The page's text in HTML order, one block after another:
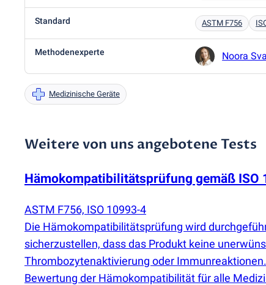
Standard ASTM F756
Methodenexperte Noora
Medizinische Geräte
Weitere von uns angebotene Tests
Hämokompatibilitätsprüfung gemäß ISO
ASTM F756, ISO 10993-4
Die Hämokompatibilitätsprüfung wird
sicherzustellen, dass das Produkt keine
Thrombozytenaktivierung oder
Bewertung der Hämokompatibilität für alle